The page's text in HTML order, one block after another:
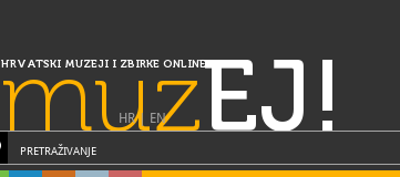
HRVATSKI MUZEJI I ZBIRKE ONLINE
muzEJ!
HR| EN
PRETRAŽIVANJE